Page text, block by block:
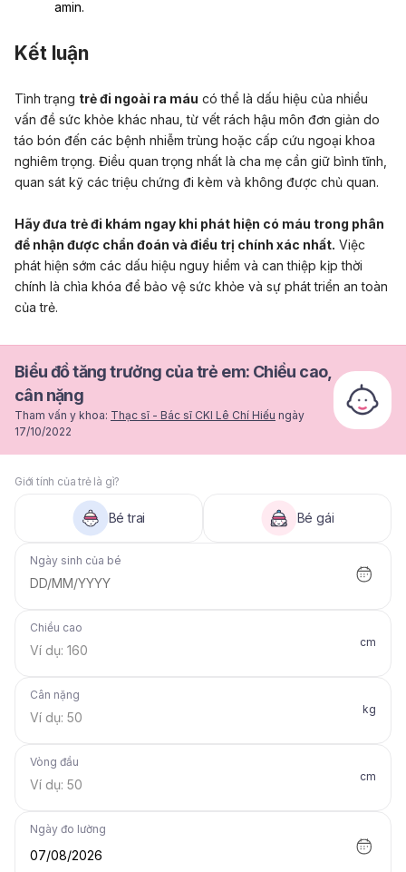
amin.
Kết luận
Tình trạng trẻ đi ngoài ra máu có thể là dấu hiệu của nhiều
vấn đề sức khỏe khác nhau, từ vết rách hậu môn đơn giản do
táo bón đến các bệnh nhiễm trùng hoặc cấp cứu ngoại khoa
nghiêm trọng. Điều quan trọng nhất là cha mẹ cần giữ bình tĩnh,
quan sát kỹ các triệu chứng đi kèm và không được chủ quan.
Hãy đưa trẻ đi khám ngay khi phát hiện có máu trong phân
để nhận được chẩn đoán và điều trị chính xác nhất. Việc
phát hiện sớm các dấu hiệu nguy hiểm và can thiệp kịp thời
chính là chìa khóa để bảo vệ sức khỏe và sự phát triển an toàn
của trẻ.
Biểu đồ tăng trưởng của trẻ em: Chiều cao,
cân nặng
Tham vấn y khoa: Thạc sĩ - Bác sĩ CKI Lê Chí Hiếu ngày
17/10/2022
Giới tính của trẻ là gì?
Bé trai Bé gái
Ngày sinh của bé
DD/MM/YYYY
Chiều cao
cm
Cân nặng
kg
Vòng đầu
cm
Ngày đo lường
07/08/2026